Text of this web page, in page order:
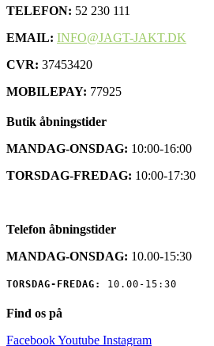
TELEFON: 52 230 111
EMAIL: INFO@JAGT-JAKT.DK
CVR: 37453420
MOBILEPAY: 77925
Butik åbningstider
MANDAG-ONSDAG: 10:00-16:00
TORSDAG-FREDAG: 10:00-17:30
Telefon åbningstider
MANDAG-ONSDAG: 10.00-15:30
TORSDAG-FREDAG: 10.00-15:30
Find os på
FacebookYoutube Instagram